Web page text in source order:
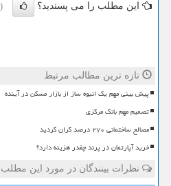
این مطلب را می پسندید؟ (1)
تازه ترین مطالب مرتبط
پیش بینی مهم یک انبوه ساز از بازار مسکن در آینده
تصمیم مهم بانک مرکزی
مصالح ساختمانی ۲۷۰ درصد گران گردید
خرید آپارتمان در پرند چقدر هزینه دارد؟
نظرات بینندگان در مورد این مطلب